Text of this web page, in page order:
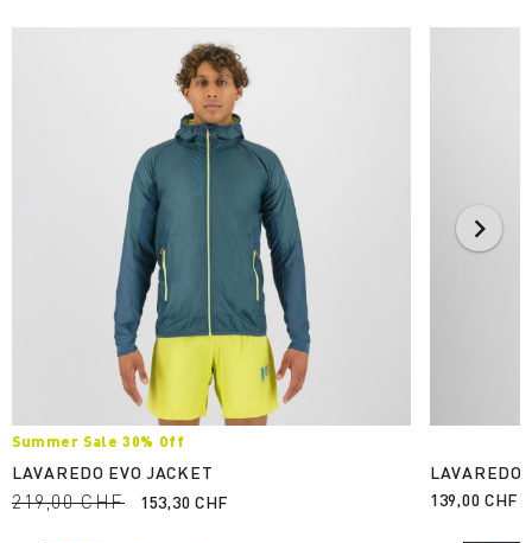
Summer Sale 30% Off
LAVAREDO EVO JACKET
219,00 CHF 153,30 CHF
LAVAREDO
139,00 CHF